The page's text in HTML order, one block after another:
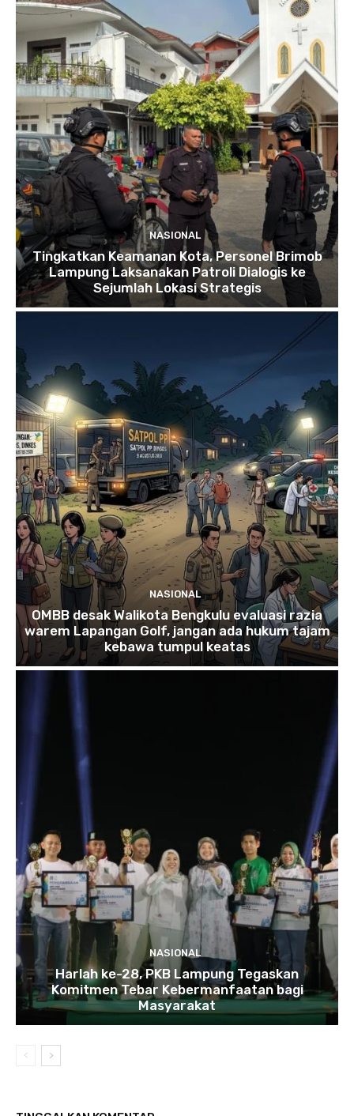
NASIONAL
Tingkatkan Keamanan Kota, Personel Brimob
Lampung Laksanakan Patroli Dialogis ke
Sejumlah Lokasi Strategis
NASIONAL
OMBB desak Walikota Bengkulu evaluasi razia
warem Lapangan Golf, jangan ada hukum tajam
kebawa tumpul keatas
NASIONAL
Harlah ke-28, PKB Lampung Tegaskan
Komitmen Tebar Kebermanfaatan bagi
Masyarakat